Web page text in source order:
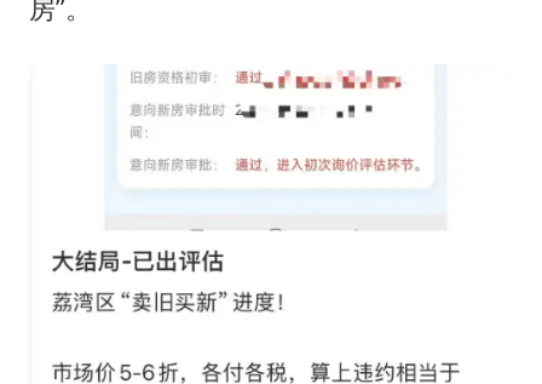
房”。